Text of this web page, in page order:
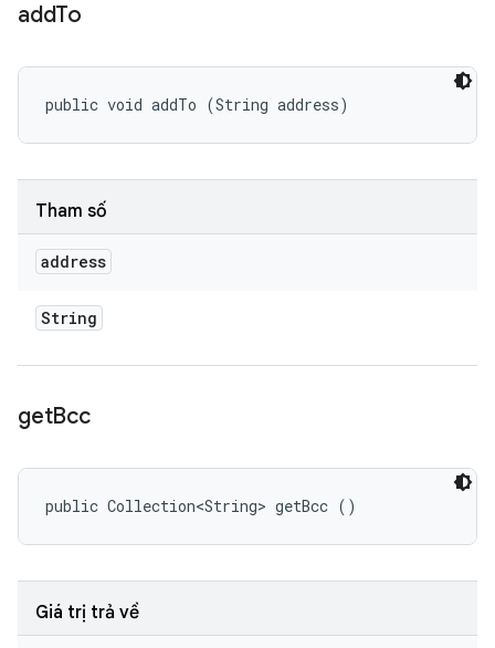
addTo
public void addTo (String address)
Tham số
address
String
getBcc
public Collection<String> getBcc ()
Giá trị trả về